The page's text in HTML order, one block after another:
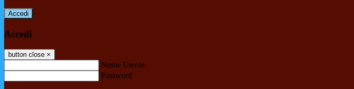
Accedi
Accedi
button close ×
Nome Utente
Password